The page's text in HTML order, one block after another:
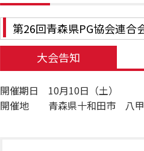
第26回青森県PG協会連合
大会告知
開催期日 10月10日（土）
開催地 青森県十和田市 八甲